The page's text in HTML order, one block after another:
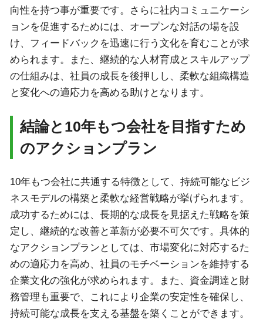
向性を持つ事が重要です。さらに社内コミュニケーシ
ョンを促進するためには、オープンな対話の場を設
け、フィードバックを迅速に行う文化を育むことが求
められます。また、継続的な人材育成とスキルアップ
の仕組みは、社員の成長を後押しし、柔軟な組織構造
と変化への適応力を高める助けとなります。
結論と10年もつ会社を目指すため
のアクションプラン
10年もつ会社に共通する特徴として、持続可能なビジ
ネスモデルの構築と柔軟な経営戦略が挙げられます。
成功するためには、長期的な成長を見据えた戦略を策
定し、継続的な改善と革新が必要不可欠です。具体的
なアクションプランとしては、市場変化に対応するた
めの適応力を高め、社員のモチベーションを維持する
企業文化の強化が求められます。また、資金調達と財
務管理も重要で、これにより企業の安定性を確保し、
持続可能な成長を支える基盤を築くことができます。